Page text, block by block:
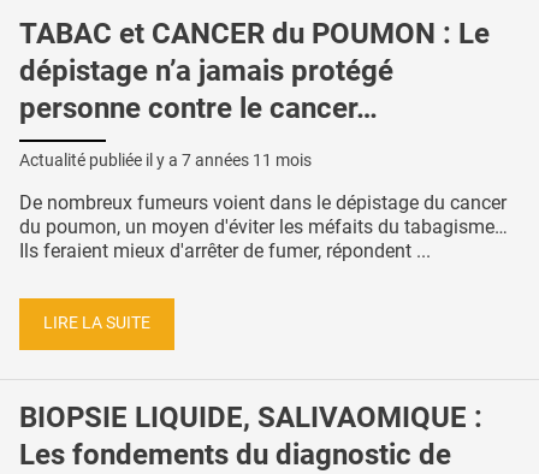
TABAC et CANCER du POUMON : Le
dépistage n’a jamais protégé
personne contre le cancer…
Actualité publiée il y a 7 années 11 mois
De nombreux fumeurs voient dans le dépistage du cancer
du poumon, un moyen d'éviter les méfaits du tabagisme…
Ils feraient mieux d'arrêter de fumer, répondent ...
LIRE LA SUITE
BIOPSIE LIQUIDE, SALIVAOMIQUE :
Les fondements du diagnostic de